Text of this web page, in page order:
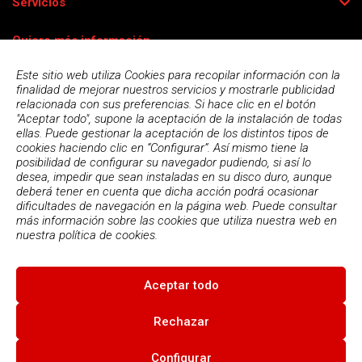
Este sitio web utiliza Cookies para recopilar información con la
finalidad de mejorar nuestros servicios y mostrarle publicidad
relacionada con sus preferencias. Si hace clic en el botón
"Aceptar todo", supone la aceptación de la instalación de todas
ellas. Puede gestionar la aceptación de los distintos tipos de
cookies haciendo clic en “Configurar”. Así mismo tiene la
posibilidad de configurar su navegador pudiendo, si así lo
desea, impedir que sean instaladas en su disco duro, aunque
deberá tener en cuenta que dicha acción podrá ocasionar
dificultades de navegación en la página web. Puede consultar
más información sobre las cookies que utiliza nuestra web en
nuestra política de cookies.
Aceptar todo
Rechazar
Configurar
Quiero más información
Acepto lapolítica de privacidad
© 2026
Condiciones de uso